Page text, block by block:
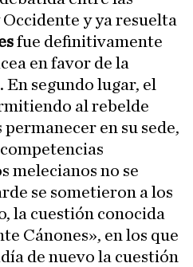
y ya resuelta
fue definitivamente
en favor de la
segundo lugar, el
al rebelde
en su sede,
melecianos no se
se sometieron a los
la cuestión conocida
Cánones», en los que
de nuevo la cuestión